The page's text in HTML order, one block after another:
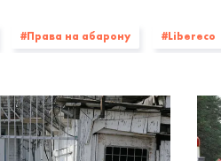
#Права на абарону #Libereco
Rights Watch #катаванні
Defenders #Amnesty